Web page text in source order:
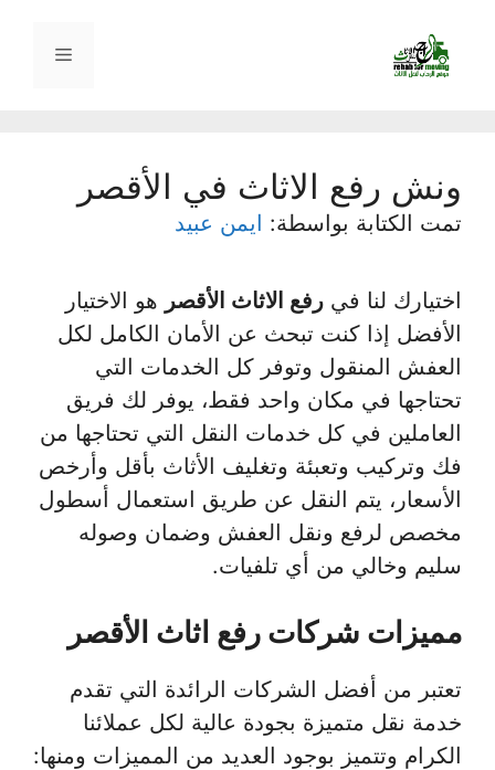
المحتوى
القائمة
ونش رفع الاثاث في الأقصر
تمت الكتابة بواسطة: ايمن عبيد
اختيارك لنا في رفع الاثاث الأقصر هو الاختيار
الأفضل إذا كنت تبحث عن الأمان الكامل لكل
العفش المنقول وتوفر كل الخدمات التي
تحتاجها في مكان واحد فقط، يوفر لك فريق
العاملين في كل خدمات النقل التي تحتاجها من
فك وتركيب وتعبئة وتغليف الأثاث بأقل وأرخص
الأسعار، يتم النقل عن طريق استعمال أسطول
مخصص لرفع ونقل العفش وضمان وصوله
سليم وخالي من أي تلفيات.
مميزات شركات رفع اثاث الأقصر
تعتبر من أفضل الشركات الرائدة التي تقدم
خدمة نقل متميزة بجودة عالية لكل عملائنا
الكرام وتتميز بوجود العديد من المميزات ومنها: